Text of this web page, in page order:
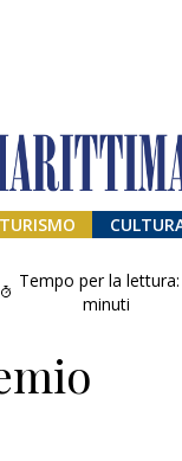
TURISMO
Tempo per la lettura:
minuti